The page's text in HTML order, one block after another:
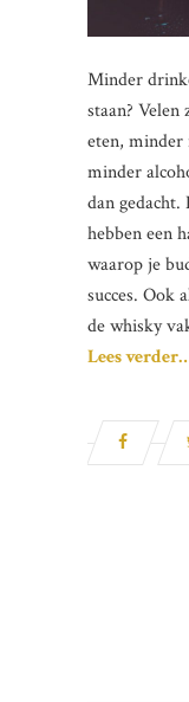
Minder
staan? Velen
eten, minder
minder
dan gedacht.
hebben een
waarop je
succes. Ook
de whisky
Lees